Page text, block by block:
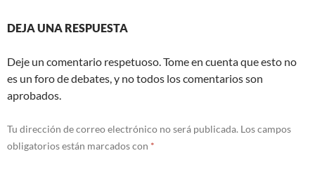
DEJA UNA RESPUESTA
Deje un comentario respetuoso. Tome en cuenta que esto no
es un foro de debates, y no todos los comentarios son
aprobados.
Tu dirección de correo electrónico no será publicada. Los campos
obligatorios están marcados con *